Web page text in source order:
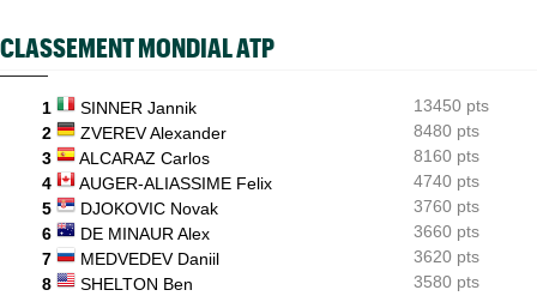
INTERVIEW
06/08
WTA - Toronto
Aryna Sabalenka propose... des conférences de presse façon F1
CLASSEMENT MONDIAL ATP
1 SINNER Jannik
13450 pts
2
ZVEREV Alexander
8480 pts
3
ALCARAZ Carlos
8160 pts
4
AUGER-ALIASSIME Felix
4740 pts
5
DJOKOVIC Novak
3760 pts
6
DE MINAUR Alex
3660 pts
7
MEDVEDEV Daniil
3620 pts
8
SHELTON Ben
3580 pts